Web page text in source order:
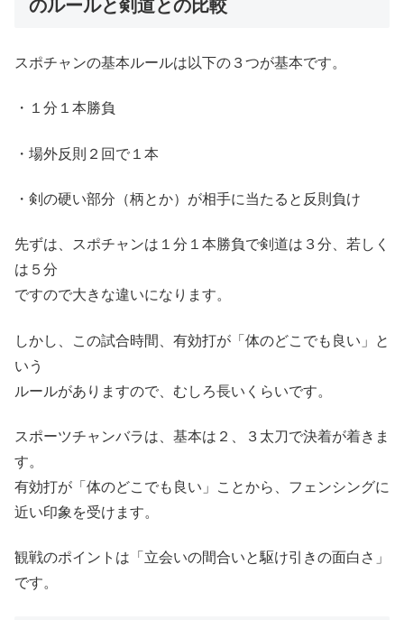
のルールと剣道との比較
スポチャンの基本ルールは以下の３つが基本です。
・１分１本勝負
・場外反則２回で１本
・剣の硬い部分（柄とか）が相手に当たると反則負け
先ずは、スポチャンは１分１本勝負で剣道は３分、若しく
は５分
ですので大きな違いになります。
しかし、この試合時間、有効打が「体のどこでも良い」と
いう
ルールがありますので、むしろ長いくらいです。
スポーツチャンバラは、基本は２、３太刀で決着が着きま
す。
有効打が「体のどこでも良い」ことから、フェンシングに
近い印象を受けます。
観戦のポイントは「立会いの間合いと駆け引きの面白さ」
です。